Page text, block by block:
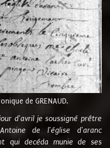
de GRENAUD.
d'avril je soussigné prêtre
de l'église d'aranc
qui decéda munie de ses